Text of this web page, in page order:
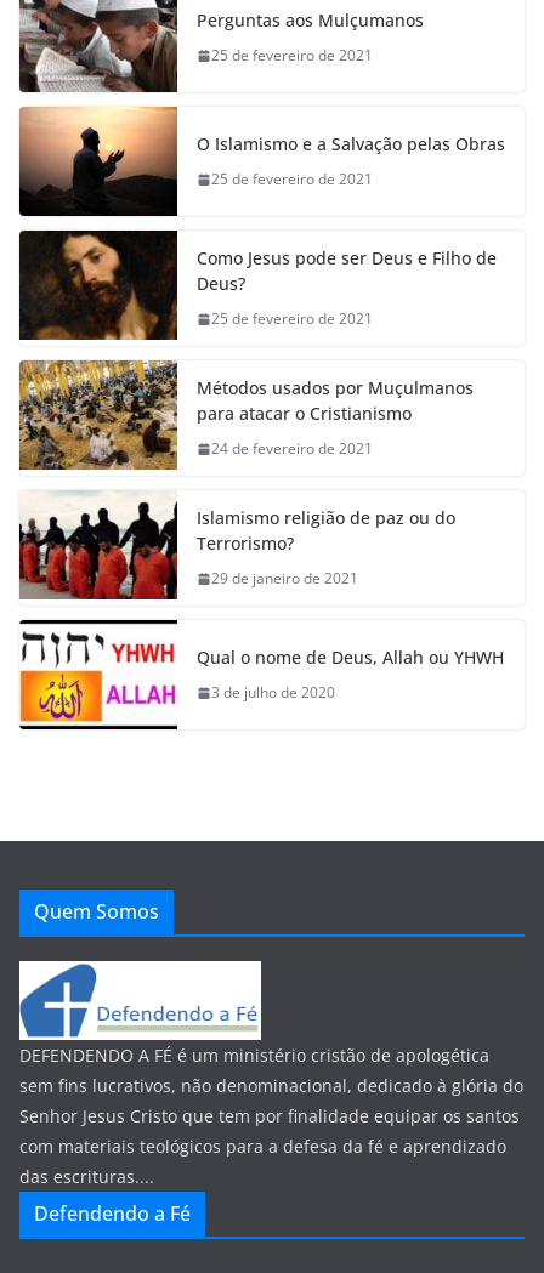
Perguntas aos Mulçumanos
25 de fevereiro de 2021
O Islamismo e a Salvação pelas Obras
25 de fevereiro de 2021
Como Jesus pode ser Deus e Filho de
Deus?
25 de fevereiro de 2021
Métodos usados por Muçulmanos
para atacar o Cristianismo
24 de fevereiro de 2021
Islamismo religião de paz ou do
Terrorismo?
29 de janeiro de 2021
Qual o nome de Deus, Allah ou YHWH
3 de julho de 2020
Quem Somos
DEFENDENDO A FÉ é um ministério cristão de apologética
sem fins lucrativos, não denominacional, dedicado à glória do
Senhor Jesus Cristo que tem por finalidade equipar os santos
com materiais teológicos para a defesa da fé e aprendizado
das escrituras....
Defendendo a Fé